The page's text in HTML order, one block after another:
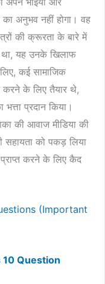
का अनुभव नहीं होगा। वह
की क्रूरता के बारे में
था, यह उनके खिलाफ
कई सामाजिक
करने के लिए तैयार थे,
प्रदान किया।
की आवाज मीडिया की
को पकड़ लिया
करने के लिए कैद
(Important
10 Question